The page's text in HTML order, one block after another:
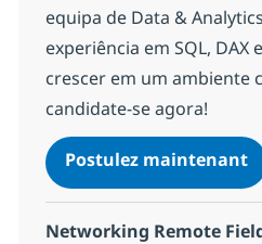
equipa de Data &
experiência em SQL, DAX
crescer em um ambiente
candidate-se agora!
Postulez maintenant
Networking Remote